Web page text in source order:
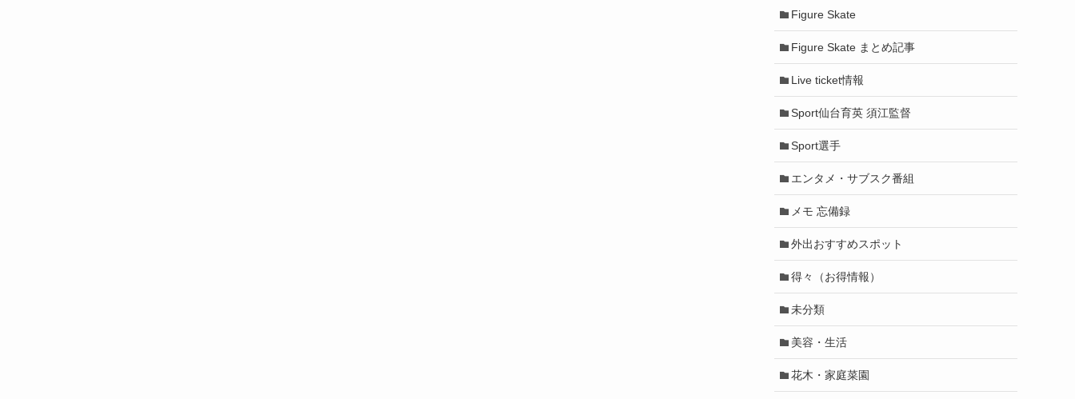
Figure Skate
Figure Skate まとめ記事
Live ticket情報
Sport仙台育英 須江監督
Sport選手
エンタメ・サブスク番組
メモ 忘備録
外出おすすめスポット
得々（お得情報）
未分類
美容・生活
花木・家庭菜園